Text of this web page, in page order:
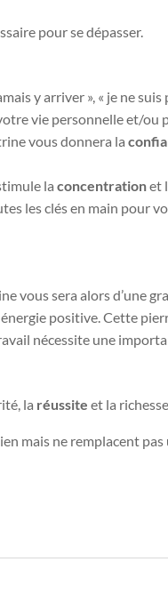
pour se dépasser.
y arriver », « je ne
vie personnelle et/ou
vous donnera la
la concentrationet
les clés en main pour
vous sera alors d’une
positive. Cette
nécessite une
la réussite et la
mais ne remplacent